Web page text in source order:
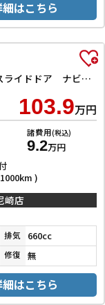
はこちら
ハイブリッドG ドライブレコーダー 両側スライドドア ナビ TV オートライト スマートキー アイドリングストップ 電動格納ミラー ベンチシート CVT ABS ESC CD エアコン パワーウィンドウ
103.9万円
諸費用(税込)
9.2万円
)
崎店
排気 660cc
修復 無
はこちら